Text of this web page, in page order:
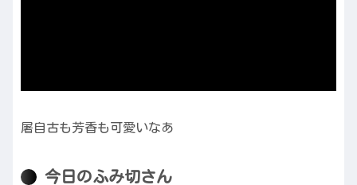
屠自古も芳香も可愛いなあ
今日のふみ切さん